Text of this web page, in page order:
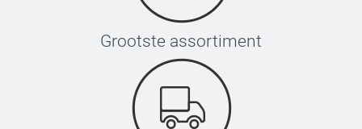
Grootste assortiment